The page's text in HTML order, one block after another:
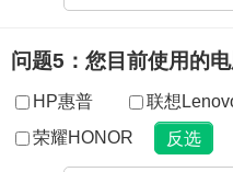
问题5：您目前使用的
HP惠普 联想
荣耀HONOR